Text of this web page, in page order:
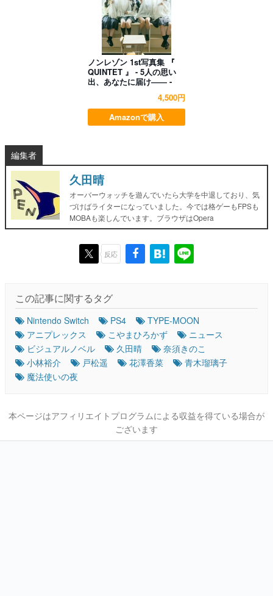
ノンレゾン 1st写真集 『
QUINTET 』 - 5人の思い
出、あなたに届け―― -
4,500円
Amazonで購入
編集者
久田晴
オーバーウォッチを遊んでいたら大学を中退しており、気
づけばライターになっていました。今では格ゲーもFPSも
MOBAも楽しんでいます。ブラウザはOpera
反応
この記事に関するタグ
Nintendo Switch PS4
TYPE-MOON
アニプレックス
こやまひろかず
ニュース
ビジュアルノベル
久田晴
奈須きのこ
小林裕介
戸松遥 花澤香菜
青木瑠璃子
魔法使いの夜
本ページはアフィリエイトプログラムによる収益を得ている場合が
ございます